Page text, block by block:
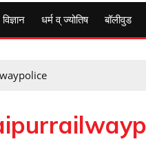
विज्ञान धर्म व् ज्योतिष बॉलीवुड